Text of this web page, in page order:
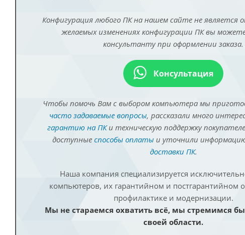
Конфигурация любого ПК на нашем сайте не является
желаемых изменениях конфигурации ПК вы
консультанту при оформлении заказа.
Консультация
Чтобы помочь Вам с выбором компьютера мы
часто задаваемые вопросы, рассказали много
гарантию на ПКи техническую поддержку
доступные способы оплатыи уточнили
доставки ПК.
Наша компания специализируется
компьютеров, их гарантийном и постгарантийном
профилактике и модернизации.
Мы не стараемся охватить всё, мы стремимся
своей области.